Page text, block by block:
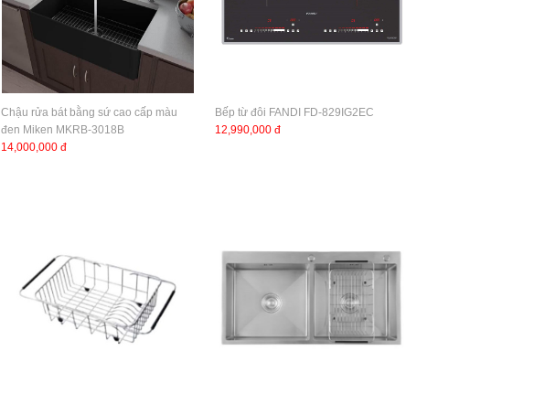
Chậu rửa bát bằng sứ cao cấp màu
đen Miken MKRB-3018B
14,000,000 đ
Bếp từ đôi FANDI FD-829IG2EC
12,990,000 đ